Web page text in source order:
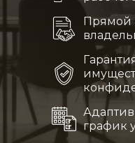
Прямой
график